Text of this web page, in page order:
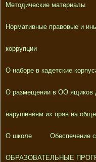
Методические материалы
Нормативные правовые и
коррупции
О наборе в кадетские
О размещении в ОО ящиков
нарушениям их прав на
О школе Обеспечение
ОБРАЗОВАТЕЛЬНЫЕ